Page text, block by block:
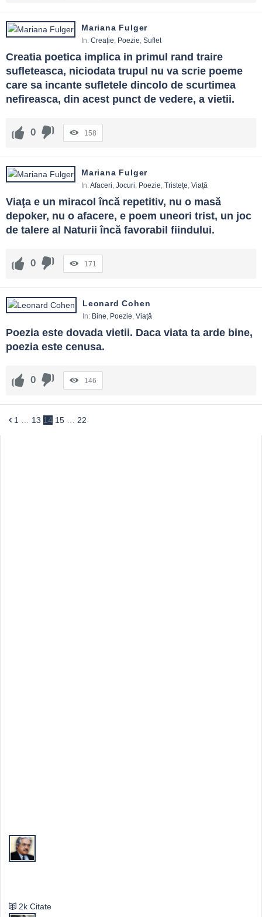
Mariana Fulger
In: Creație, Poezie, Suflet
Creatia poetica implica in primul rand traire
sufleteasca, niciodata trupul nu va scrie poeme
care sa incante sufletele dincolo de scurtimea
nefireasca, din acest punct de vedere, a vietii.
0 158
Mariana Fulger
In:Afaceri, Jocuri, Poezie, Tristețe, Viață
Viaţa e un miracol încă repetitiv, nu o masă
depoker, nu o afacere, e poem uneori trist, un joc
de talere al Naturii încă favorabil fiindului.
0 171
Leonard Cohen
In: Bine, Poezie, Viață
Poezia este dovada vietii. Daca viata ta arde bine,
poezia este cenusa.
0 146
1 13 14 15 22
2k Citate